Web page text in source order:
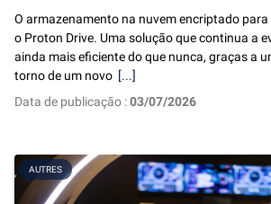
O armazenamento na nuvem encriptado
o Proton Drive. Uma solução que continua a
ainda mais eficiente do que nunca, graças a
torno de um novo [...]
Data de publicação :03/07/2026
AUTRES